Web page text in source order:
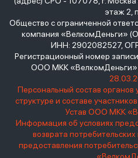
этаж 2,
Общество с ограниченной
компания «ВелкомДеньги»
ИНН: 2902082527,
Регистрационный номер
ООО МКК «ВелкомДеньги»
Персональный состав
структуре и составе
Устав ООО МКК
Информация об условиях
возврата
предоставления